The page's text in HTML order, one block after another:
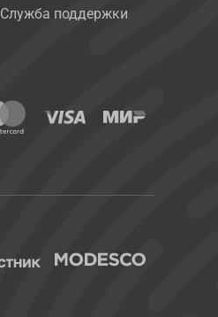
Служба поддержки